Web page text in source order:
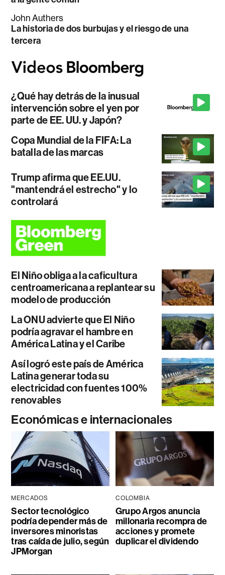
John Authers
La historia de dos burbujas y el riesgo de una
tercera
¿Qué hay detrás de la inusual
intervención sobre el yen por
parte de EE. UU. y Japón?
Copa Mundial de la FIFA: La
batalla de las marcas
Trump afirma que EE.UU.
"mantendrá el estrecho" y lo
controlará
El Niño obliga a la caficultura
centroamericana a replantear su
modelo de producción
La ONU advierte que El Niño
podría agravar el hambre en
América Latina y el Caribe
Así logró este país de América
Latina generar toda su
electricidad con fuentes 100%
renovables
Económicas e internacionales
MERCADOS
Sector tecnológico
podría depender más de
inversores minoristas
tras caída de julio, según
JPMorgan
COLOMBIA
Grupo Argos anuncia
millonaria recompra de
acciones y promete
duplicar el dividendo